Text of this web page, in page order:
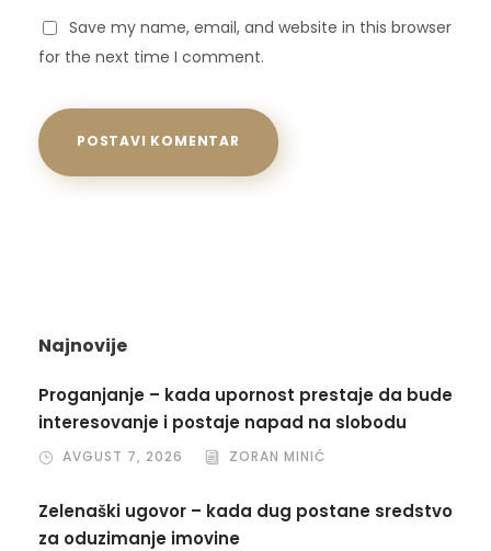
Save my name, email, and website in this browser
for the next time I comment.
Najnovije
Proganjanje – kada upornost prestaje da bude
interesovanje i postaje napad na slobodu
AVGUST 7, 2026 ZORAN MINIĆ
Zelenaški ugovor – kada dug postane sredstvo
za oduzimanje imovine